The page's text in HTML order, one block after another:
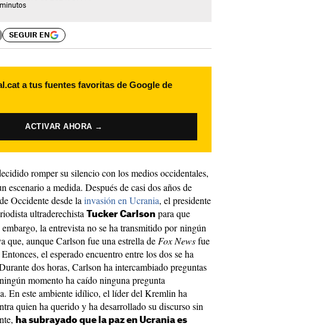
SEGUIR EN
a tus fuentes favoritas de Google de
ACTIVAR AHORA →
romper su silencio con los medios occidentales,
escenario a medida. Después de casi dos años de
Occidente desde la invasión en Ucrania, el presidente
ultraderechista
Tucker Carlson para que
la entrevista no se ha transmitido por ningún
que, aunque Carlson fue una estrella de Fox Newsfue
el esperado encuentro entre los dos se ha
dos horas, Carlson ha intercambiado preguntas
momento ha caído ninguna pregunta
En este ambiente idílico, el líder del Kremlin ha
quien ha querido y ha desarrollado su discurso sin
ha subrayado que la paz en Ucrania es